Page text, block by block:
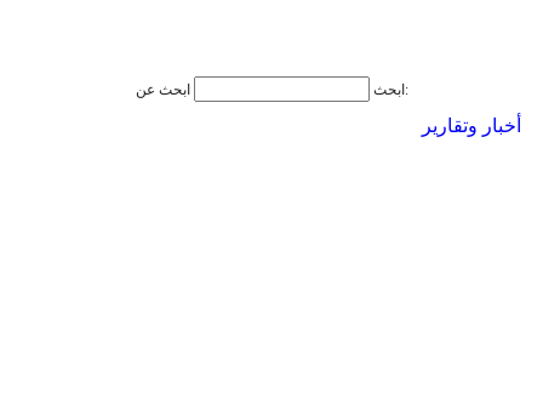
ابحث ابحث عن:
أخبار وتقارير